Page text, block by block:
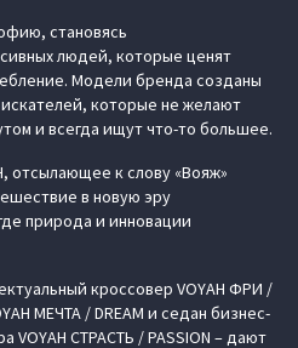
становясь
людей, которые ценят
Модели бренда созданы
которые не желают
и всегда ищут что-то большее.
отсылающее к слову «Вояж»
в новую эру
природа и инновации
кроссовер VOYAH ФРИ /
МЕЧТА / DREAM и седан бизнес-
VOYAH СТРАСТЬ / PASSION – дают